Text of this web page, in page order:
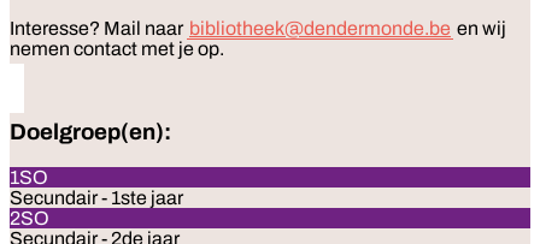
Interesse? Mail naar bibliotheek@dendermonde.be en wij
nemen contact met je op.
Doelgroep(en):
1SO
Secundair - 1ste jaar
2SO
Secundair - 2de jaar